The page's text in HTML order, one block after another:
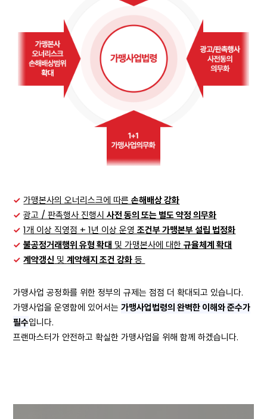
✓ 가맹본사의 오너리스크에 따른손해배상 강화
✓ 광고 / 판촉행사 진행시사전 동의 또는 별도 약정 의무화
✓ 1개 이상 직영점 + 1년 이상 운영조건부 가맹본부 설립 법정화
✓ 불공정거래행위 유형 확대 및 가맹본사에 대한규율체계 확대
✓ 계약갱신 및계약해지 조건 강화등
가맹사업 공정화를 위한 정부의 규제는 점점 더 확대되고 있습니다.
가맹사업을 운영함에 있어서는가맹사업법령의 완벽한 이해와 준수가
필수입니다.
프랜마스터가 안전하고 확실한 가맹사업을 위해 함께 하겠습니다.